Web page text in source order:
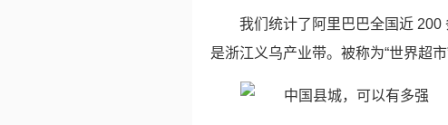
我们统计了阿里巴巴全国近
是浙江义乌产业带。被称为“世界超